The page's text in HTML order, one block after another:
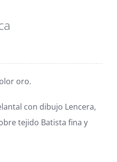
oro.
con dibujo Lencera,
tejido Batista fina y